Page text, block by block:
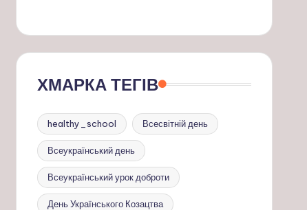
ХМАРКА ТЕГІВ
healthy_school Всесвітній день
Всеукраїнський день
Всеукраїнський урок доброти
День Українського Козацтва